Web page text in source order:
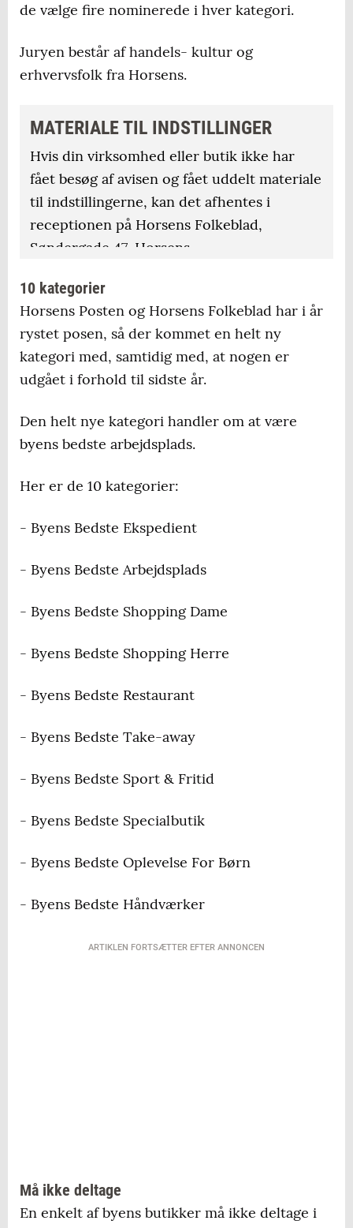
de vælge fire nominerede i hver kategori.
Juryen består af handels- kultur og
erhvervsfolk fra Horsens.
MATERIALE TIL INDSTILLINGER
Hvis din virksomhed eller butik ikke har
fået besøg af avisen og fået uddelt materiale
til indstillingerne, kan det afhentes i
receptionen på Horsens Folkeblad,
Søndergade 47, Horsens.
10 kategorier
Horsens Posten og Horsens Folkeblad har i år
rystet posen, så der kommet en helt ny
kategori med, samtidig med, at nogen er
udgået i forhold til sidste år.
Den helt nye kategori handler om at være
byens bedste arbejdsplads.
Her er de 10 kategorier:
- Byens Bedste Ekspedient
- Byens Bedste Arbejdsplads
- Byens Bedste Shopping Dame
- Byens Bedste Shopping Herre
- Byens Bedste Restaurant
- Byens Bedste Take-away
- Byens Bedste Sport & Fritid
- Byens Bedste Specialbutik
- Byens Bedste Oplevelse For Børn
- Byens Bedste Håndværker
ARTIKLEN FORTSÆTTER EFTER ANNONCEN
Må ikke deltage
En enkelt af byens butikker må ikke deltage i